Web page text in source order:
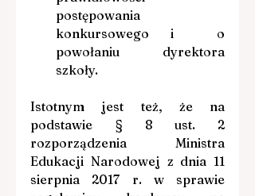
postępowania
konkursowego i  o
powołaniu dyrektora
szkoły.
Istotnym jest też, że na
podstawie § 8 ust. 2
rozporządzenia Ministra
Edukacji Narodowej z dnia 11
sierpnia 2017 r. w sprawie